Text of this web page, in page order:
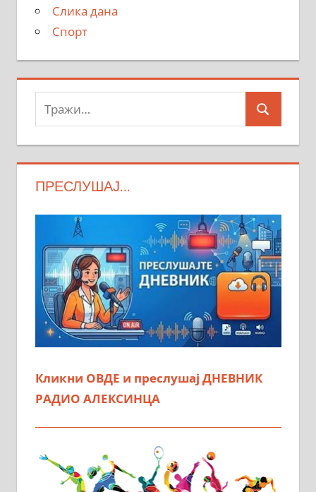
Слика дана
Спорт
Тражи:
Search
ПРЕСЛУШАЈ…
Кликни ОВДЕ и преслушај ДНЕВНИК
РАДИО АЛЕКСИНЦА